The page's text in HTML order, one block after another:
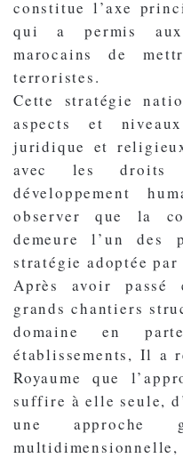
constitue l’axe
qui a permis aux
marocains de
terroristes.
Cette stratégie
aspects et
juridique et
avec les
développement
observer que la
demeure l’un
stratégie adoptée par
Après avoir
grands chantiers
domaine en
établissements, Il a
Royaume que
suffire à elle seule,
une approche